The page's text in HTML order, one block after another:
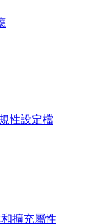
性設定檔
擴充屬性